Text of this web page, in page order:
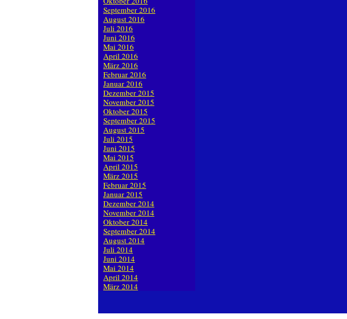
September 2016
August 2016
Juli 2016
Juni 2016
Mai 2016
April 2016
März 2016
Februar 2016
Januar 2016
Dezember 2015
November 2015
Oktober 2015
September 2015
August 2015
Juli 2015
Juni 2015
Mai 2015
April 2015
März 2015
Februar 2015
Januar 2015
Dezember 2014
November 2014
Oktober 2014
September 2014
August 2014
Juli 2014
Juni 2014
Mai 2014
April 2014
März 2014